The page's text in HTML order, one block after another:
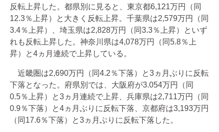
反転上昇した。都県別に見ると、東京都6,121万円（同
12.3％上昇）と大きく反転上昇。千葉県は2,579万円（同
3.4％上昇）、埼玉県は2,828万円（同3.3％上昇）といず
れも反転上昇した。神奈川県は4,078万円（同5.8％上
昇）と4ヵ月連続で上昇している。
近畿圏は2,690万円（同4.2％下落）と3ヵ月ぶりに反転
下落となった。府県別では、大阪府が3.054万円（同
0.5％上昇）と3ヵ月連続で上昇、兵庫県は2,711万円（同
0.9％下落）と4ヵ月ぶりに反転下落、京都府は3,193万円
（同17.6％下落）と3ヵ月ぶりに反転下落した。